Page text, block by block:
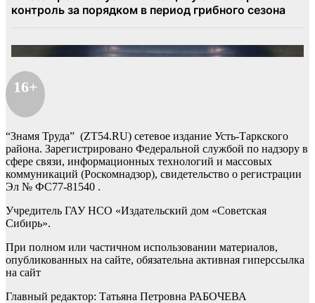
16+
“Знамя Труда” (ZT54.RU) сетевое издание Усть-Таркского
района. Зарегистрировано Федеральной службой по надзору в
сфере связи, информационных технологий и массовых
коммуникаций (Роскомнадзор), свидетельство о регистрации
Эл № ФС77-81540 .
Учредитель ГАУ НСО «Издательский дом «Советская
Сибирь».
При полном или частичном использовании материалов,
опубликованных на сайте, обязательна активная гиперссылка
на сайт
Главный редактор: Татьяна Петровна РАБОЧЕВА